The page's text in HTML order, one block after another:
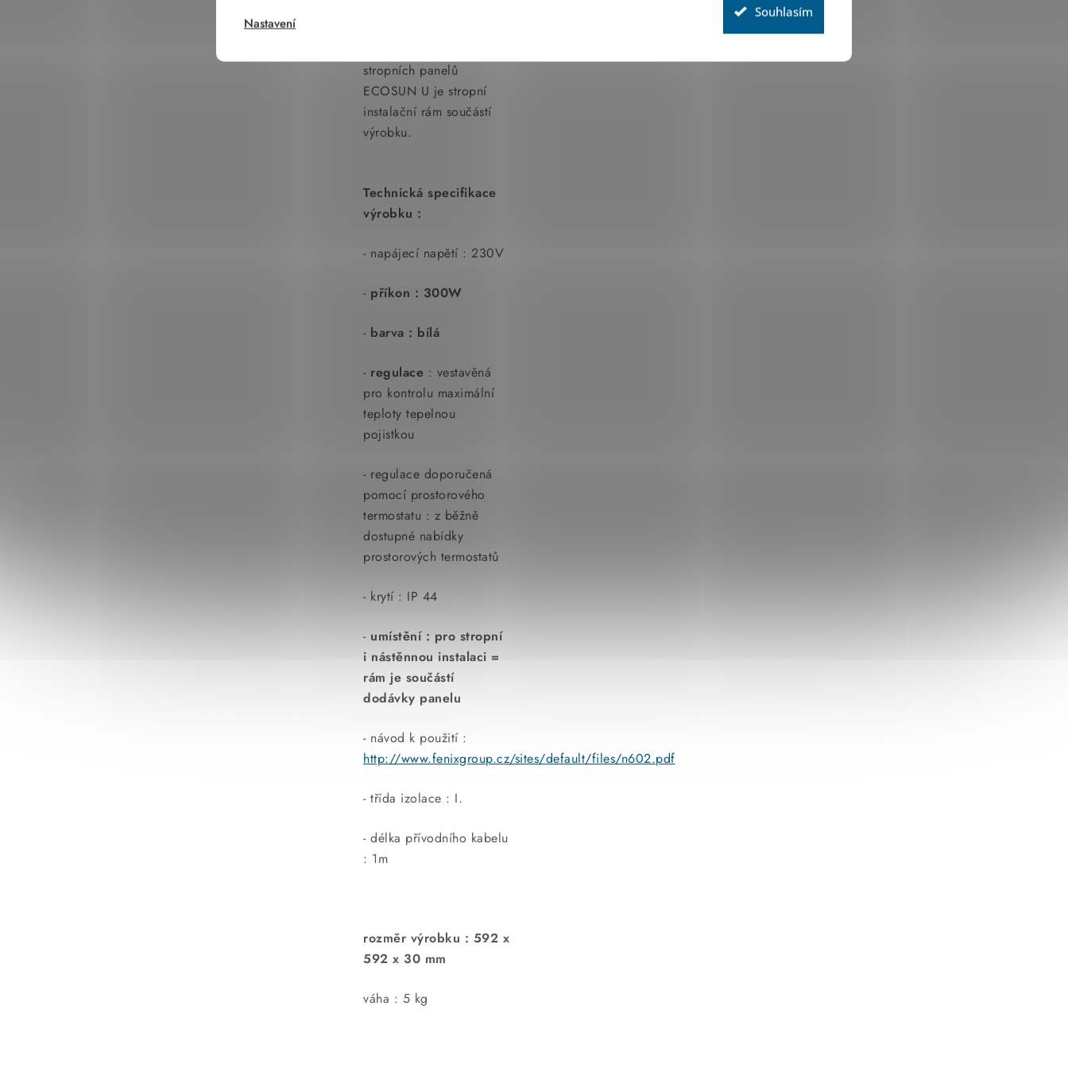
Nastavení
Souhlasím
stropních panelů
ECOSUN U je stropní
instalační rám součástí
výrobku.
Technická specifikace
výrobku :
- napájecí napětí : 230V
- příkon : 300W
- barva : bílá
- regulace : vestavěná
pro kontrolu maximální
teploty tepelnou
pojistkou
- regulace doporučená
pomocí prostorového
termostatu : z běžně
dostupné nabídky
prostorových termostatů
- krytí : IP 44
- umístění : pro stropní
i nástěnnou instalaci =
rám je součástí
dodávky panelu
- návod k použití :
http://www.fenixgroup.cz/sites/default/files/n602.pdf
- třída izolace : I.
- délka přívodního kabelu
: 1m
rozměr výrobku : 592 x
592 x 30 mm
váha : 5 kg